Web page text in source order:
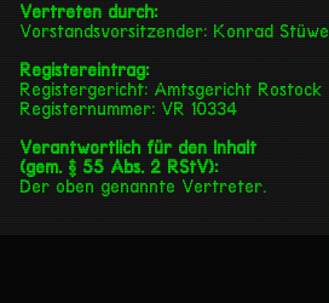
Vertreten durch:
Vorstandsvorsitzender: Konrad Stüwe
Registereintrag:
Registergericht: Amtsgericht Rostock
Registernummer: VR 10334
Verantwortlich für den Inhalt
(gem. § 55 Abs. 2 RStV):
Der oben genannte Vertreter.